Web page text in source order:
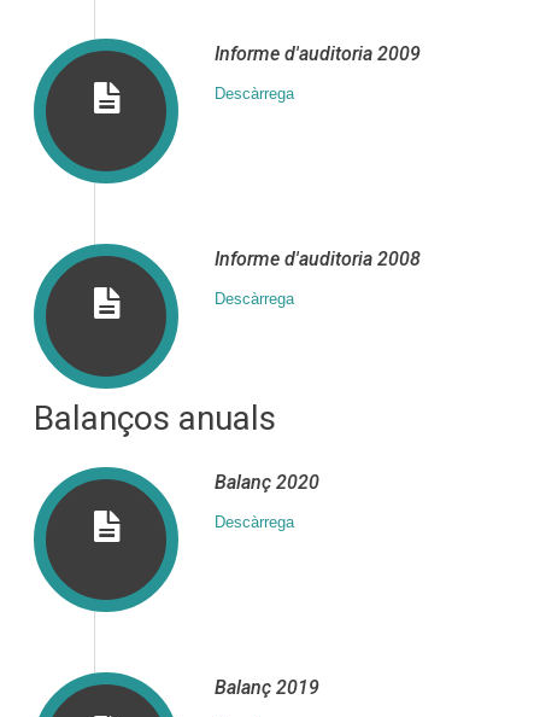
Informe d′auditoria 2009
Descàrrega
Informe d′auditoria 2008
Descàrrega
Balanços anuals
Balanç 2020
Descàrrega
Balanç 2019